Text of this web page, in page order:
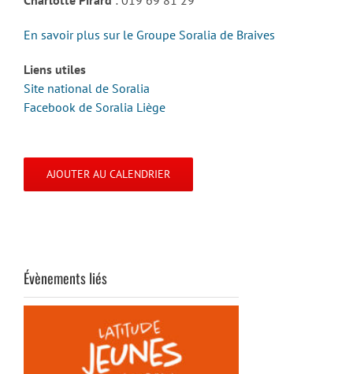
En savoir plus sur le Groupe Soralia de Braives
Liens utiles
Site national de Soralia
Facebook de Soralia Liège
AJOUTER AU CALENDRIER
Évènements liés